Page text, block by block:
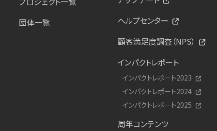
団体一覧
ヘルプセンター
顧客満足度調査（NPS）
インパクトレポート
インパクトレポート2023
インパクトレポート2024
インパクトレポート2025
周年コンテンツ